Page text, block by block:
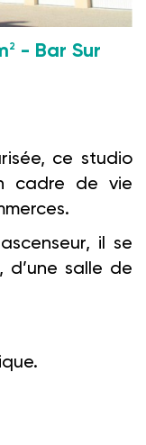
2
- Bar Sur
ce studio
cadre de vie
il se
d’une salle de